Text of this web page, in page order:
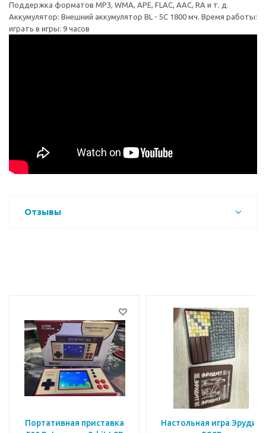
Поддержка форматов MP3, WMA, APE, FLAC, AAC, RA и т. д.
Аккумулятор: Внешний аккумулятор BL - 5C 1800 мч. Время работы:
играть в игры: 9 часов
Отзывы
Портативная приставка
Настольная игра Эрудит